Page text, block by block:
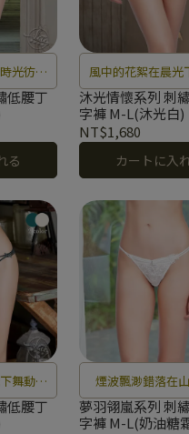
光彷彿
沉醉在
。
低腰丁
る
風中的花絮在晨光
帶著淡淡的花香情
心馳神往。
沐光情懷系列 刺
字褲 M-L(沐光白)
NT$1,680
カートに入
舞動，
，讓人
低腰丁
煙波飄渺錯落在
間，迷離的流光羽
人的旋律。
夢羽翎嵐系列 刺
字褲 M-L(奶油糖